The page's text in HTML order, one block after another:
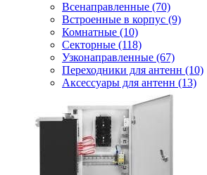
Всенаправленные (70)
Встроенные в корпус (9)
Комнатные (10)
Секторные (118)
Узконаправленные (67)
Переходники для антенн (10)
Аксессуары для антенн (13)